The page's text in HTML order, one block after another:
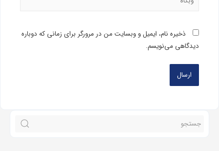
ذخیره نام، ایمیل و وبسایت من در مرورگر برای زمانی که دوباره
دیدگاهی می‌نویسم.